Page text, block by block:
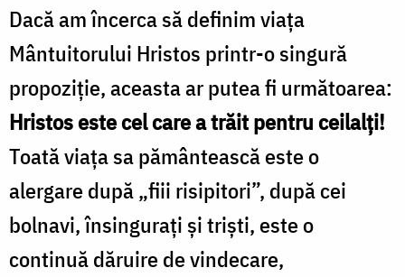
Dacă am încerca să definim viața
Mântuitorului Hristos printr-o singură
propoziție, aceasta ar putea fi următoarea:
Hristos este cel care a trăit pentru ceilalți!
Toată viața sa pământească este o
alergare după „fiii risipitori”, după cei
bolnavi, însingurați și triști, este o
continuă dăruire de vindecare,